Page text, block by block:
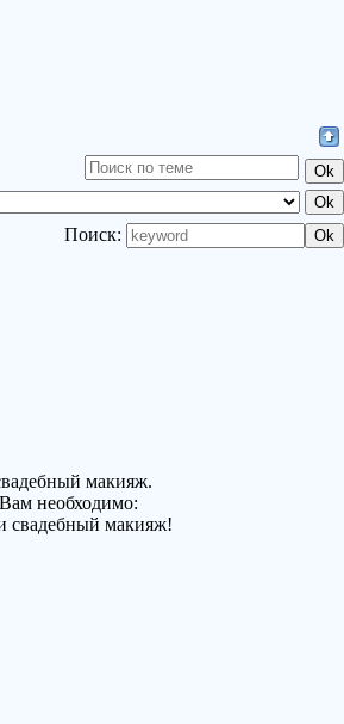
Поиск:
макияж.
необходимо:
свадебный макияж!